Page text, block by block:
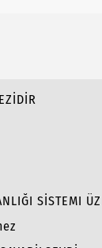
SİSTEMI